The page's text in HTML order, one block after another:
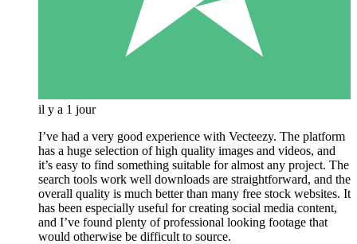
il y a 1 jour
I’ve had a very good experience with Vecteezy. The platform
has a huge selection of high quality images and videos, and
it’s easy to find something suitable for almost any project. The
search tools work well downloads are straightforward, and the
overall quality is much better than many free stock websites. It
has been especially useful for creating social media content,
and I’ve found plenty of professional looking footage that
would otherwise be difficult to source.